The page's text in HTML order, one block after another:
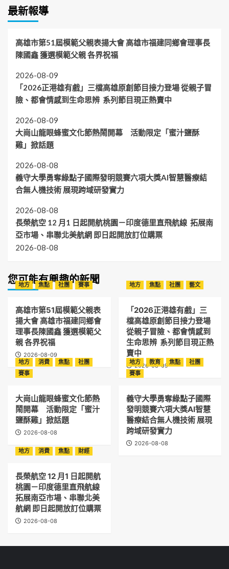
最新報導
高雄市第51屆模範父親表揚大會 高雄市福建同鄉會理事長
陳國鑫 獲選模範父親 各界祝福
2026-08-09
「2026正港雄有戲」三檔高雄原創節目接力登場 從親子冒
險、都會情感到生命思辨 系列節目現正熱賣中
2026-08-09
大崗山龍眼蜂蜜文化節熱鬧開幕 活動限定「蜜汁鹽酥
雞」掀話題
2026-08-08
義守大學勇奪綠點子國際發明競賽六項大獎AI智慧醫療結
合無人機技術 展現跨域研發實力
2026-08-08
長榮航空 12 月1 日起開航桃園－印度德里直飛航線 拓展南
亞市場、串聯北美航網 即日起開放訂位購票
2026-08-08
您可能有興趣的新聞
地方 焦點 社團 賽事
高雄市第51屆模範父親表
揚大會 高雄市福建同鄉會
理事長陳國鑫 獲選模範父
親 各界祝福
2026-08-09
地方 焦點 社團 藝文
「2026正港雄有戲」三
檔高雄原創節目接力登場
從親子冒險、都會情感到
生命思辨 系列節目現正熱
賣中
2026-08-09
地方 消費 焦點
社團
賽事
大崗山龍眼蜂蜜文化節熱
鬧開幕 活動限定「蜜汁
鹽酥雞」掀話題
2026-08-08
地方 教育 焦點
社團
賽事
義守大學勇奪綠點子國際
發明競賽六項大獎AI智慧
醫療結合無人機技術 展現
跨域研發實力
2026-08-08
地方
消費 焦點 財經
長榮航空 12 月1 日起開航
桃園－印度德里直飛航線
拓展南亞市場、串聯北美
航網 即日起開放訂位購票
2026-08-08